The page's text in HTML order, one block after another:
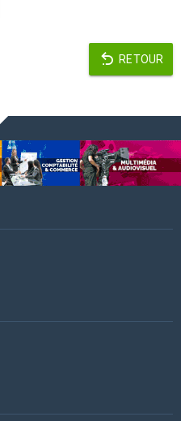
RETOUR